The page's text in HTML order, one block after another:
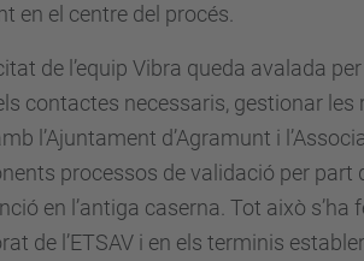
en el centre del procés.
de l’equip Vibra queda avalada
contactes necessaris, gestionar
l’Ajuntament d’Agramunt i
processos de validació per
en l’antiga caserna. Tot això
de l’ETSAV i en els terminis